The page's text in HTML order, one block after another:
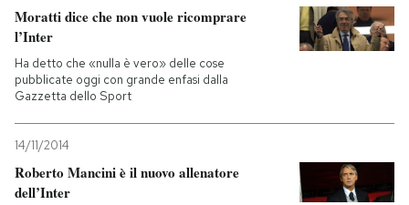
SHOP
CALENDARIO
AREA PERSONALE
Entra
Moratti dice che non vuole ricomprare
l’Inter
Ha detto che «nulla è vero» delle cose
pubblicate oggi con grande enfasi dalla
Gazzetta dello Sport
14/11/2014
Roberto Mancini è il nuovo allenatore
dell’Inter